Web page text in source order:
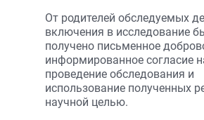
От родителей обследуемых
включения в исследование
получено письменное
информированное согласие
проведение обследования и
использование полученных
научной целью.